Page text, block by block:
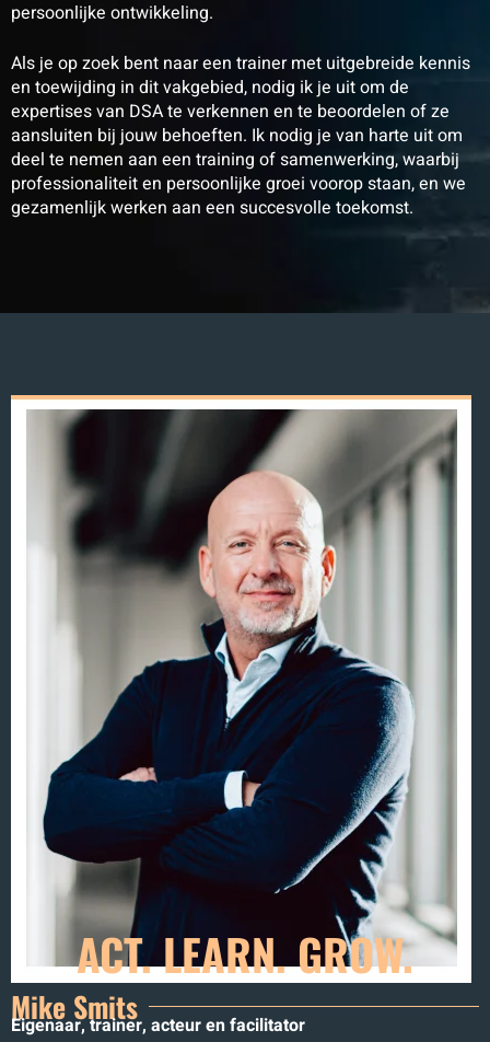
persoonlijke ontwikkeling.
Als je op zoek bent naar een trainer met uitgebreide kennis
en toewijding in dit vakgebied, nodig ik je uit om de
expertises van DSA te verkennen en te beoordelen of ze
aansluiten bij jouw behoeften. Ik nodig je van harte uit om
deel te nemen aan een training of samenwerking, waarbij
professionaliteit en persoonlijke groei voorop staan, en we
gezamenlijk werken aan een succesvolle toekomst.
ACT. LEARN. GROW.
Mike Smits
Eigenaar, trainer, acteur en facilitator